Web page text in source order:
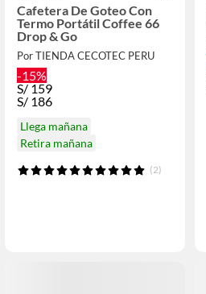
Cafetera De Goteo Con
Termo Portátil Coffee 66
Drop & Go
Por TIENDA CECOTEC PERU
-15%
S/ 159
S/ 186
Llega mañana
Retira mañana
(2)